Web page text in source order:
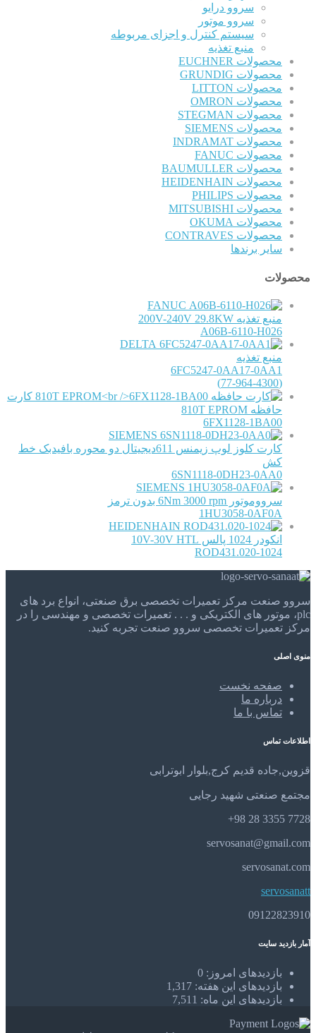
سروو درایو
سروو موتور
سیستم کنترل و اجزای مربوطه
منبع تغذیه
محصولات EUCHNER
محصولات GRUNDIG
محصولات LITTON
محصولات OMRON
محصولات STEGMAN
محصولات SIEMENS
محصولات INDRAMAT
محصولات FANUC
محصولات BAUMULLER
محصولات HEIDENHAIN
محصولات PHILIPS
محصولات MITSUBISHI
محصولات OKUMA
محصولات CONTRAVES
سایر برندها
محصولات
FANUC
منبع تغذیه 200V-240V 29.8KW
A06B-6110-H026
DELTA
منبع تغذیه
6FC5247-0AA17-0AA1
(77-964-4300)
کارت
حافظه 810T EPROM
6FX1128-1BA00
SIEMENS
کارت کلوز لوپ زیمنس 611دیجیتال دو محوره بافیدبک خط
کش
6SN1118-0DH23-0AA0
SIEMENS
سرووموتور 6Nm 3000 rpm بدون ترمز
1HU3058-0AF0A
HEIDENHAIN
انکودر 1024 پالس 10V-30V HTL
ROD431.020-1024
سروو صنعت مرکز تعمیرات تخصصی برق صنعتی، انواع برد های
plc، موتور های الکتریکی و . . . تعمیرات تخصصی و مهندسی را در
مرکز تعمیرات تخصصی سروو صنعت تجربه کنید.
منوی اصلی
صفحه نخست
درباره ما
تماس با ما
اطلاعات تماس
قزوین,جاده قدیم کرج,بلوار ابوترابی
مجتمع صنعتی شهید رجایی
7728 3355 28 98+
servosanat@gmail.com
servosanat.com
servosanatt
09122823910
آمار بازدید سایت
بازدیدهای امروز: 0
بازدیدهای این هفته: 1,317
بازدیدهای این ماه: 7,511